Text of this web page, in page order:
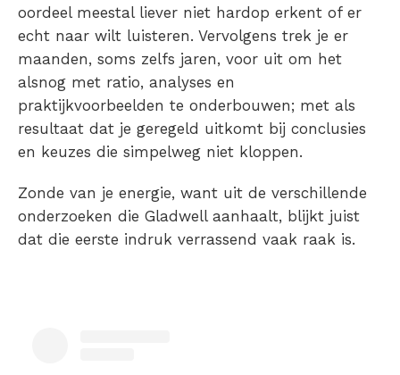
oordeel meestal liever niet hardop erkent of er
echt naar wilt luisteren. Vervolgens trek je er
maanden, soms zelfs jaren, voor uit om het
alsnog met ratio, analyses en
praktijkvoorbeelden te onderbouwen; met als
resultaat dat je geregeld uitkomt bij conclusies
en keuzes die simpelweg niet kloppen.
Zonde van je energie, want uit de verschillende
onderzoeken die Gladwell aanhaalt, blijkt juist
dat die eerste indruk verrassend vaak raak is.